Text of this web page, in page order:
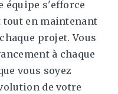
équipe s'efforce
en maintenant
projet. Vous
à chaque
vous soyez
de votre